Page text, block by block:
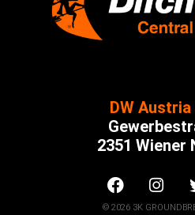
DW Austria
2351 Wiener
© 2026 3K